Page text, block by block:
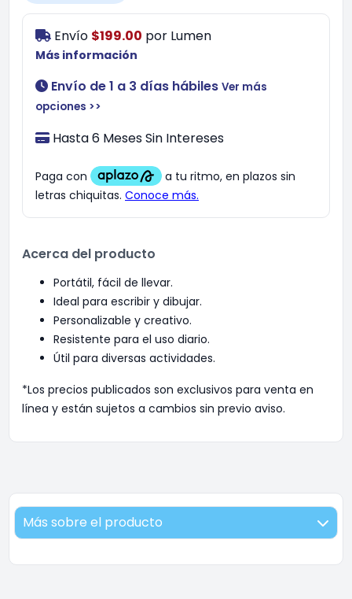
Envío $199.00 por Lumen
Más información
Envío de 1 a 3 días hábiles Ver más
opciones >>
Hasta 6 Meses Sin Intereses
Acerca del producto
Portátil, fácil de llevar.
Ideal para escribir y dibujar.
Personalizable y creativo.
Resistente para el uso diario.
Útil para diversas actividades.
*Los precios publicados son exclusivos para venta en
línea y están sujetos a cambios sin previo aviso.
Más sobre el producto